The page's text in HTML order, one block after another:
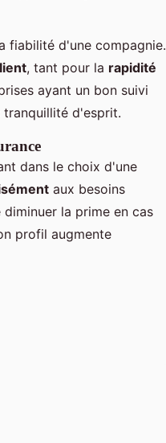
fiabilité d'une compagnie.
, tant pour la rapidité
ayant un bon suivi
tranquillité d'esprit.
dans le choix d'une
aux besoins
diminuer la prime en cas
profil augmente